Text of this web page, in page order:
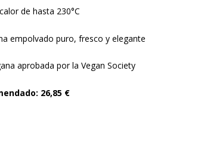
de hasta 230°C
empolvado puro, fresco y elegante
aprobada por la Vegan Society
26,85 €